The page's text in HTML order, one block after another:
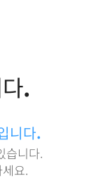
.
니다.
습니다.
요.